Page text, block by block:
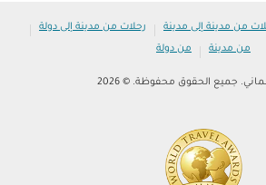
من مدينة إلى مدينة | رحلات من مدينة إلى دولة |
من مدينة | من دولة
جميع الحقوق محفوظة. © 2026